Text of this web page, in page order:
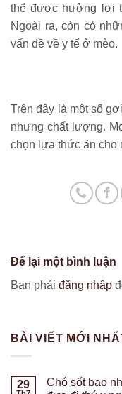
thể được hưởng lợi
Ngoài ra, còn có
vấn đề về y tế ở mèo.
Trên đây là một số
nhưng chất lượng.
chọn lựa thức ăn cho
Để lại một bình luận
Bạn phải đăng nhập
BÀI VIẾT MỚI
29
Chó sốt bao